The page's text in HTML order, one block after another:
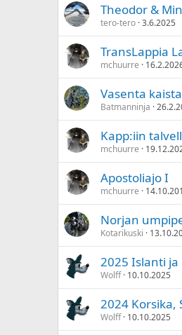
Theodor &
tero-tero 3.6.2025
TransLappia
mchuurre
Vasenta
Batmanninja
Kapp:iin
mchuurre
Apostoliajo I
mchuurre
Norjan
Kotarikuski
2025 Islanti
Wolff 10.10.2025
2024 Korsika,
Wolff 10.10.2025